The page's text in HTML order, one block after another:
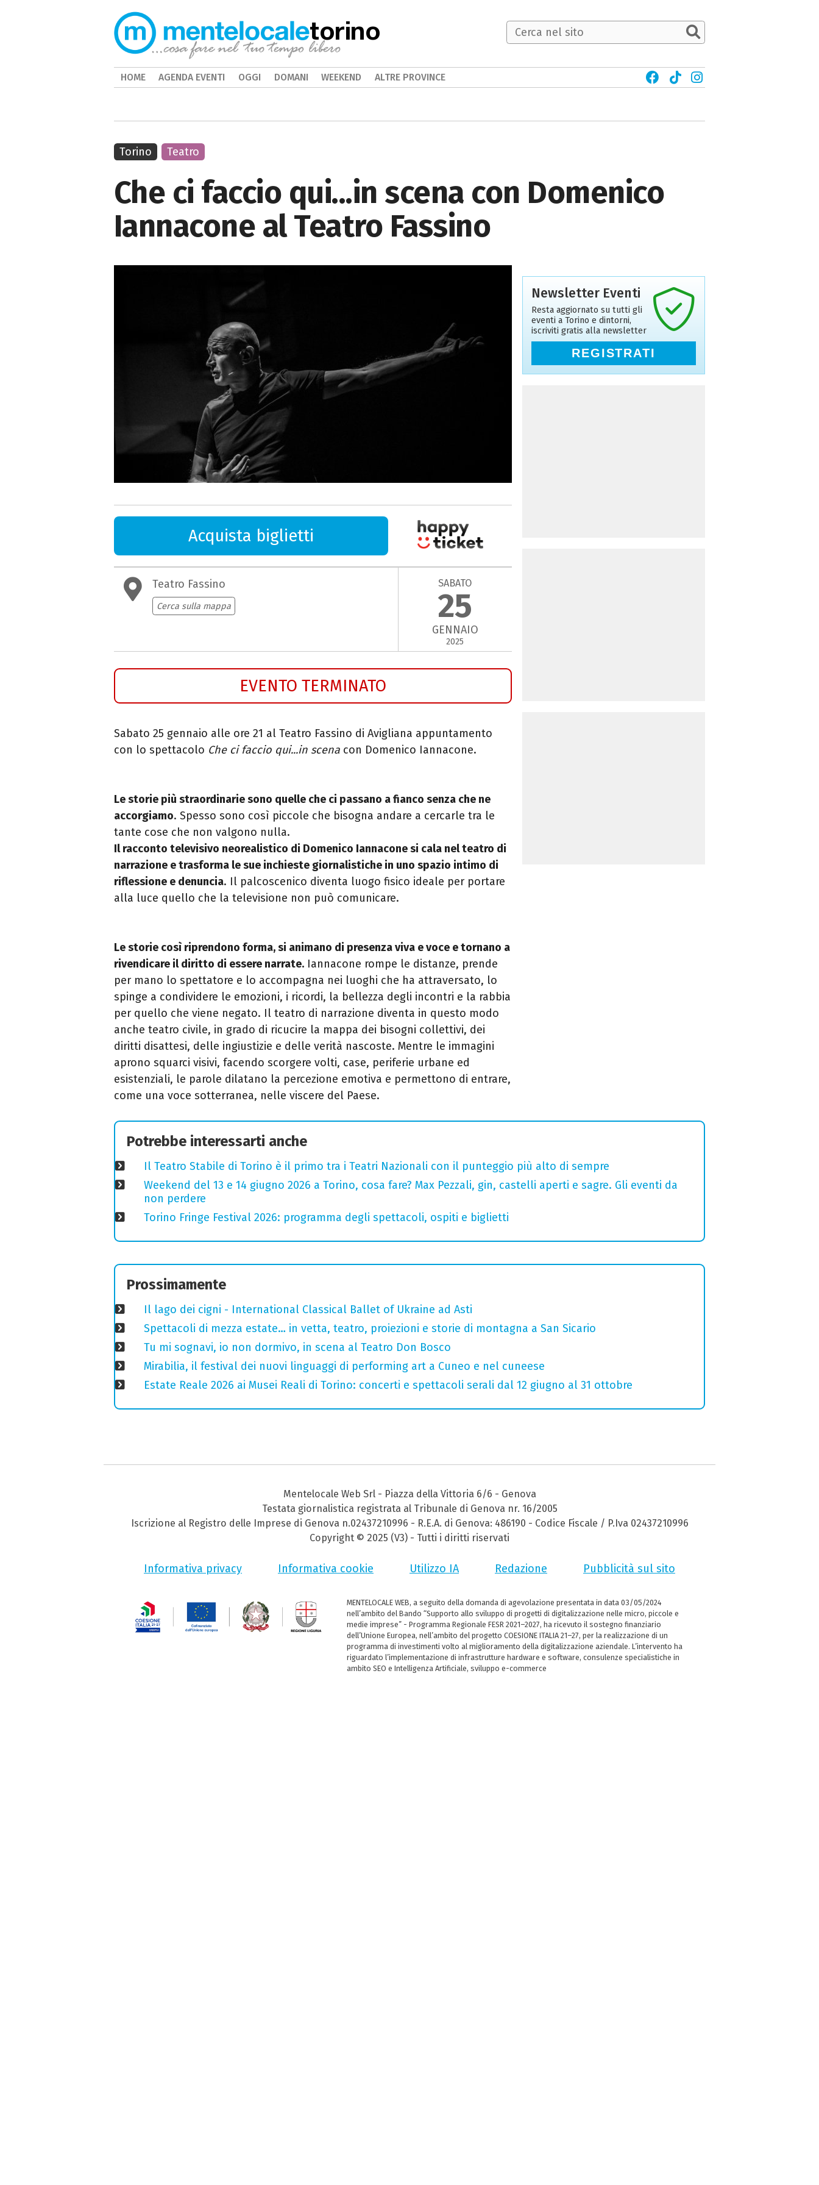
Che ci faccio qui...in scena con Domenico
Iannacone al Teatro Fassino
Acquista biglietti
Teatro Fassino
Cerca sulla mappa
SABATO
25
GENNAIO
2025
EVENTO TERMINATO
Sabato 25 gennaio alle ore 21 al Teatro Fassino di Avigliana appuntamento
con lo spettacolo Che ci faccio qui...in scena con Domenico Iannacone.
Le storie più straordinarie sono quelle che ci passano a fianco senza che ne
accorgiamo. Spesso sono così piccole che bisogna andare a cercarle tra le
tante cose che non valgono nulla.
Il racconto televisivo neorealistico di Domenico Iannacone si cala nel teatro di
narrazione e trasforma le sue inchieste giornalistiche in uno spazio intimo di
riflessione e denuncia. Il palcoscenico diventa luogo fisico ideale per portare
alla luce quello che la televisione non può comunicare.
Le storie così riprendono forma, si animano di presenza viva e voce e tornano a
rivendicare il diritto di essere narrate. Iannacone rompe le distanze, prende
per mano lo spettatore e lo accompagna nei luoghi che ha attraversato, lo
spinge a condividere le emozioni, i ricordi, la bellezza degli incontri e la rabbia
per quello che viene negato. Il teatro di narrazione diventa in questo modo
anche teatro civile, in grado di ricucire la mappa dei bisogni collettivi, dei
diritti disattesi, delle ingiustizie e delle verità nascoste. Mentre le immagini
aprono squarci visivi, facendo scorgere volti, case, periferie urbane ed
esistenziali, le parole dilatano la percezione emotiva e permettono di entrare,
come una voce sotterranea, nelle viscere del Paese.
Torino Teatro
Newsletter Eventi
Resta aggiornato su tutti gli
eventi a Torino e dintorni,
iscriviti gratis alla newsletter
REGISTRATI
Potrebbe interessarti anche
Il Teatro Stabile di Torino è il primo tra i Teatri Nazionali con il punteggio più alto di sempre
Weekend del 13 e 14 giugno 2026 a Torino, cosa fare? Max Pezzali, gin, castelli aperti e sagre. Gli eventi da
non perdere
Torino Fringe Festival 2026: programma degli spettacoli, ospiti e biglietti
Prossimamente
Il lago dei cigni - International Classical Ballet of Ukraine ad Asti
Spettacoli di mezza estate… in vetta, teatro, proiezioni e storie di montagna a San Sicario
Tu mi sognavi, io non dormivo, in scena al Teatro Don Bosco
Mirabilia, il festival dei nuovi linguaggi di performing art a Cuneo e nel cuneese
Estate Reale 2026 ai Musei Reali di Torino: concerti e spettacoli serali dal 12 giugno al 31 ottobre
torino
HOME AGENDA EVENTI OGGI DOMANI WEEKEND ALTRE PROVINCE
Mentelocale Web Srl - Piazza della Vittoria 6/6 - Genova
Testata giornalistica registrata al Tribunale di Genova nr. 16/2005
Iscrizione al Registro delle Imprese di Genova n.02437210996 - R.E.A. di Genova: 486190 - Codice Fiscale / P.Iva 02437210996
Copyright © 2025 (V3) - Tutti i diritti riservati
Informativa privacy Informativa cookie Utilizzo IA Redazione Pubblicità sul sito
MENTELOCALE WEB, a seguito della domanda di agevolazione presentata in data 03/05/2024
nell’ambito del Bando “Supporto allo sviluppo di progetti di digitalizzazione nelle micro, piccole e
medie imprese” - Programma Regionale FESR 2021–2027, ha ricevuto il sostegno finanziario
dell’Unione Europea, nell’ambito del progetto COESIONE ITALIA 21–27, per la realizzazione di un
programma di investimenti volto al miglioramento della digitalizzazione aziendale. L’intervento ha
riguardato l’implementazione di infrastrutture hardware e software, consulenze specialistiche in
ambito SEO e Intelligenza Artificiale, sviluppo e-commerce